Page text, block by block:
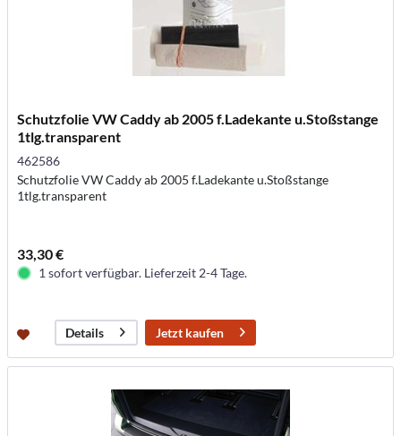
Schutzfolie VW Caddy ab 2005 f.Ladekante u.Stoßstange
1tlg.transparent
462586
Schutzfolie VW Caddy ab 2005 f.Ladekante u.Stoßstange
1tlg.transparent
33,30 €
1 sofort verfügbar. Lieferzeit 2-4 Tage.
Details Jetzt kaufen